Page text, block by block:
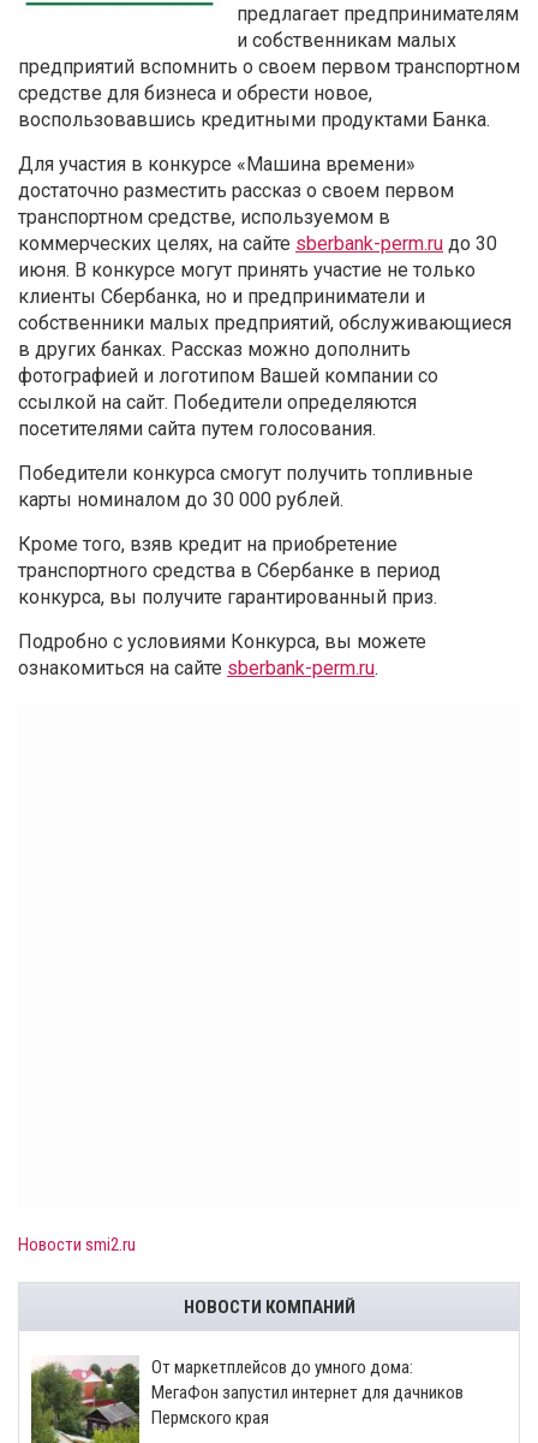
предлагает предпринимателям
и собственникам малых
предприятий вспомнить о своем первом транспортном
средстве для бизнеса и обрести новое,
воспользовавшись кредитными продуктами Банка.
Для участия в конкурсе «Машина времени»
достаточно разместить рассказ о своем первом
транспортном средстве, используемом в
коммерческих целях, на сайте sberbank-perm.ru до 30
июня. В конкурсе могут принять участие не только
клиенты Сбербанка, но и предприниматели и
собственники малых предприятий, обслуживающиеся
в других банках. Рассказ можно дополнить
фотографией и логотипом Вашей компании со
ссылкой на сайт. Победители определяются
посетителями сайта путем голосования.
Победители конкурса смогут получить топливные
карты номиналом до 30 000 рублей.
Кроме того, взяв кредит на приобретение
транспортного средства в Сбербанке в период
конкурса, вы получите гарантированный приз.
Подробно с условиями Конкурса, вы можете
ознакомиться на сайте sberbank-perm.ru.
Новости smi2.ru
НОВОСТИ КОМПАНИЙ
От маркетплейсов до умного дома:
МегаФон запустил интернет для дачников
Пермского края